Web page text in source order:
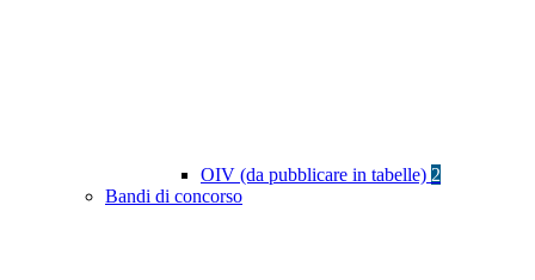
OIV (da pubblicare in tabelle) 2
Bandi di concorso